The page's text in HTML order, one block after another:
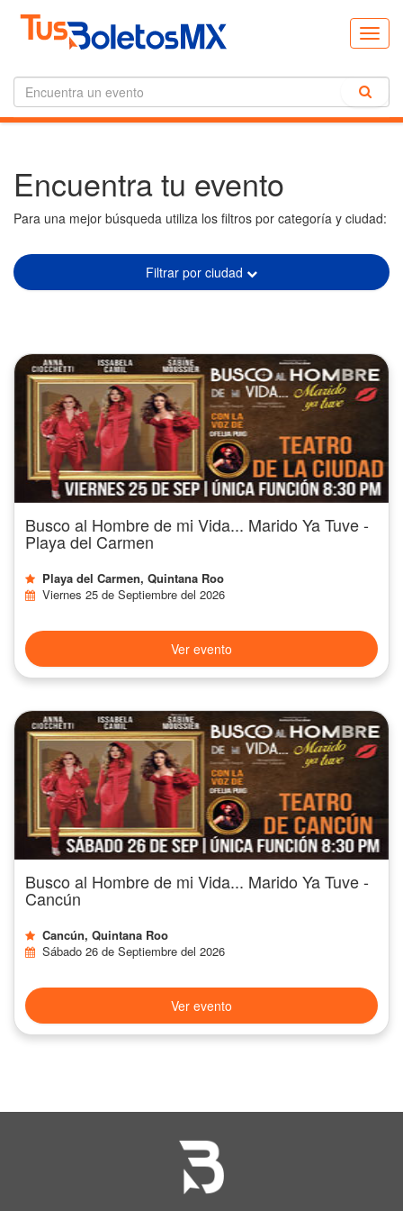
Encuentra tu evento
Para una mejor búsqueda utiliza los filtros por categoría y ciudad:
Filtrar por ciudad
Busco al Hombre de mi Vida... Marido Ya Tuve -
Playa del Carmen
Playa del Carmen, Quintana Roo
Viernes 25 de Septiembre del 2026
Ver evento
Busco al Hombre de mi Vida... Marido Ya Tuve -
Cancún
Cancún, Quintana Roo
Sábado 26 de Septiembre del 2026
Ver evento